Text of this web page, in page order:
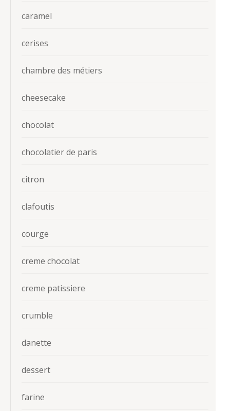
caramel
cerises
chambre des métiers
cheesecake
chocolat
chocolatier de paris
citron
clafoutis
courge
creme chocolat
creme patissiere
crumble
danette
dessert
farine